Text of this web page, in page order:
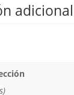
adicional